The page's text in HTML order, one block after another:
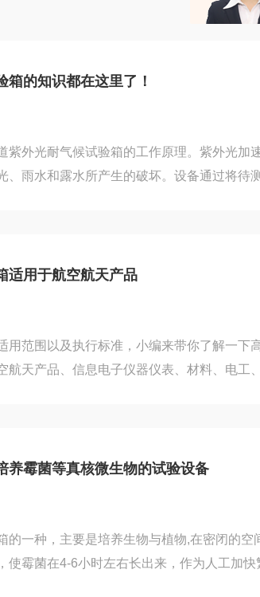
箱的知识都在这里了！
紫外光耐气候试验箱的工作原理。紫外光加
、雨水和露水所产生的破坏。设备通过将待
材料进行加速耐候性试验，以获得材料耐候性
中的紫外、雨淋、高温、高湿、凝露、黑暗
件，合并成一个循...
适用于航空航天产品
用范围以及执行标准，小编来带你了解一下
航天产品、信息电子仪器仪表、材料、电工
汰的技术）制冷压缩机恒定运行+加热PID控
实现温度动态平衡，浪费了大量的电能）新
能运行：...
养霉菌等真核微生物的试验设备
的一种，主要是培养生物与植物,在密闭的空
使霉菌在4-6小时左右长出来，作为人工加快